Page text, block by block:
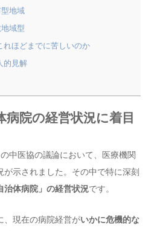
地域
域型
れほどまでに苦しいのか
的見解
病院の経営状況に着目
中医協の議論において、医療機関
示されました。その中で特に深刻
治体病院」の経営状況です。
、現在の病院経営がいかに危機的な